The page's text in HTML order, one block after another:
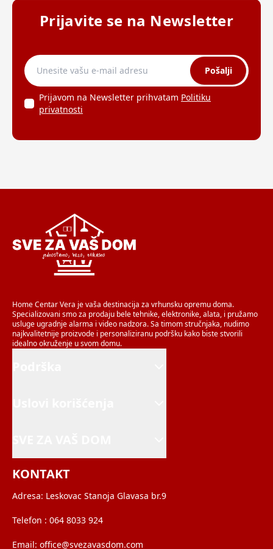
Prijavite se na Newsletter
Pošalji
Prijavom na Newsletter prihvatam Politiku
privatnosti
Home Centar Vera je vaša destinacija za vrhunsku opremu doma.
Specializovani smo za prodaju bele tehnike, elektronike, alata, i pružamo
usluge ugradnje alarma i video nadzora. Sa timom stručnjaka, nudimo
najkvalitetnije proizvode i personaliziranu podršku kako biste stvorili
idealno okruženje u svom domu.
KONTAKT
Adresa: Leskovac Stanoja Glavasa br.9
Telefon : 064 8033 924
Email: office@svezavasdom.com